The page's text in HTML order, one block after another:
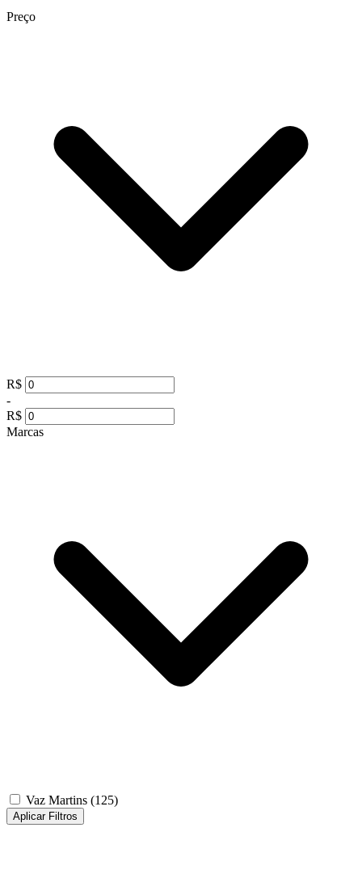
Preço
R$
-
R$
Marcas
Vaz Martins (125)
Aplicar Filtros